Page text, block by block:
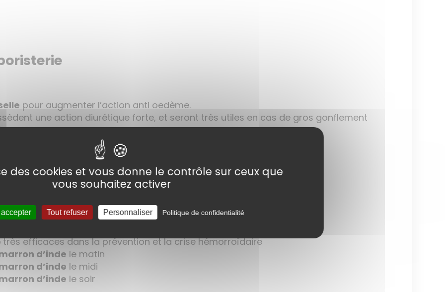
pour augmenter l’action anti oedème.
une action diurétique forte, et seront très utiles en cas de gros gonflement
pour améliorer la circulation veineuse
de cyprèsle matin
de cyprèsle midi
très efficaces dans la prévention et la crise hémorroïdaire
d’inde le matin
d’inde le midi
d’inde le soir
des cookies et vous donne le contrôle sur ceux que
vous souhaitez activer
Tout refuser Personnaliser Politique de confidentialité